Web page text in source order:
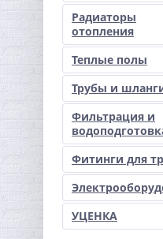
Радиаторы
отопления
Теплые полы
Трубы и
Фильтрация и
Фитинги для
УЦЕНКА